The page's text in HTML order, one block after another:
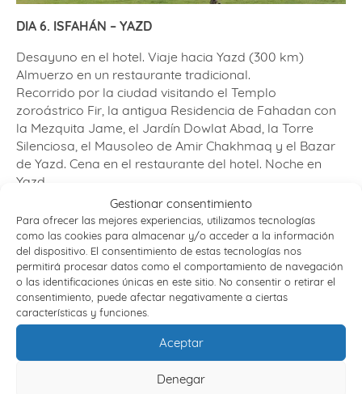
Gestionar consentimiento
Para ofrecer las mejores experiencias, utilizamos tecnologías
como las cookies para almacenar y/o acceder a la información
del dispositivo. El consentimiento de estas tecnologías nos
permitirá procesar datos como el comportamiento de navegación
o las identificaciones únicas en este sitio. No consentir o retirar el
consentimiento, puede afectar negativamente a ciertas
características y funciones.
Aceptar
Denegar
DIA 6. ISFAHÁN – YAZD
Desayuno en el hotel. Viaje hacia Yazd (300 km)
Almuerzo en un restaurante tradicional.
Recorrido por la ciudad visitando el Templo
zoroástrico Fir, la antigua Residencia de Fahadan con
la Mezquita Jame, el Jardín Dowlat Abad, la Torre
Silenciosa, el Mausoleo de Amir Chakhmaq y el Bazar
de Yazd. Cena en el restaurante del hotel. Noche en
Yazd.
DIA 7. YAZD – SHIRAZ
Desayuno en el hotel. Después se visitará el Museo del
Agua. Una vez realizada esta visita continuaremos el
viaje hacia Shiraz (300 km). De camino nos
detendremos en Pasargadae para visitar la Tumba de
Ciro y las ruinas de su palacio.Almuerzo. Llegada a
Shiraz y alojamiento en el hotel. Cena en el restaurante
Haftkhan. Noche en Shiraz.
DIA 8. SHIRAZ – PERSÉPOLIS – SHIRAZ